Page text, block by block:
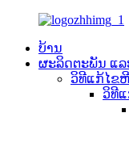
ບ້ານ
ຜະລິດຕະພັນ ແລ
ວິທີແກ້ໄຂ
ວິທີ